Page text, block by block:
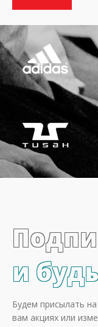
и
Будем присылать
вам акциях или